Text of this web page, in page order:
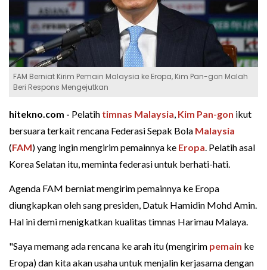
FAM Berniat Kirim Pemain Malaysia ke Eropa, Kim Pan-gon Malah
Beri Respons Mengejutkan
hitekno.com - Pelatih timnas Malaysia, Kim Pan-gon ikut
bersuara terkait rencana Federasi Sepak Bola Malaysia
(FAM) yang ingin mengirim pemainnya ke Eropa. Pelatih asal
Korea Selatan itu, meminta federasi untuk berhati-hati.
Agenda FAM berniat mengirim pemainnya ke Eropa
diungkapkan oleh sang presiden, Datuk Hamidin Mohd Amin.
Hal ini demi menigkatkan kualitas timnas Harimau Malaya.
"Saya memang ada rencana ke arah itu (mengirim pemain ke
Eropa) dan kita akan usaha untuk menjalin kerjasama dengan